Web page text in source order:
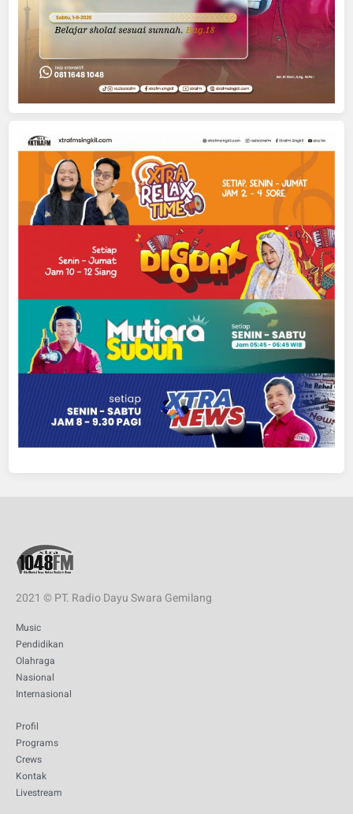
2021 © PT. Radio Dayu Swara Gemilang
Music
Pendidikan
Olahraga
Nasional
Internasional
Profil
Programs
Crews
Kontak
Livestream